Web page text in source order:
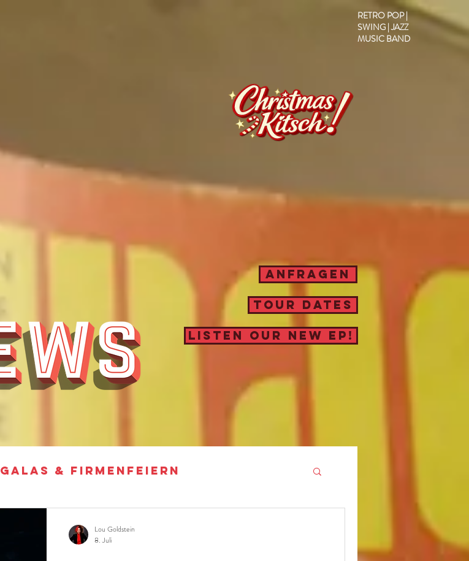
RETRO POP |
SWING | JAZZ
MUSIC BAND
ANFRAGEN
TOUR DATES
LISTEN OUR NEW EP!
GALAS & FIRMENFEIERN
Lou Goldstein
8. Juli